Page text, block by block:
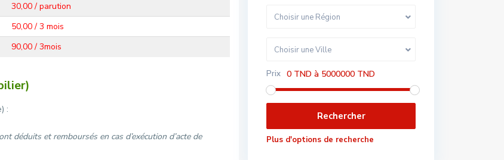
30,00 / parution
50,00 / 3 mois
90,00 / 3mois
:
déduits et remboursés en cas d’exécution d’acte de
Choisir une Région
Choisir une Ville
Prix 0 TND à 5000000 TND
Plus d'options de recherche